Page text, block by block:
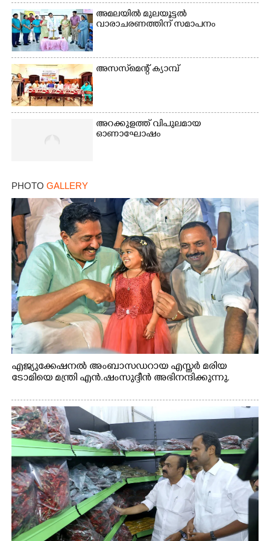
അമലയിൽ മുലയൂട്ടൽ
വാരാചരണത്തിന് സമാപനം
അസസ്‌മെന്റ് ക്യാമ്പ്
അറക്കുളത്ത് വിപുലമായ
ഓണാഘോഷം
PHOTO GALLERY
എജ്യുക്കേഷനൽ അംബാസഡറായ എസ്തർ മരിയ
ടോമിയെ മന്ത്രി എൻ.ഷംസുദ്ദീൻ അഭിനന്ദിക്കുന്നു.